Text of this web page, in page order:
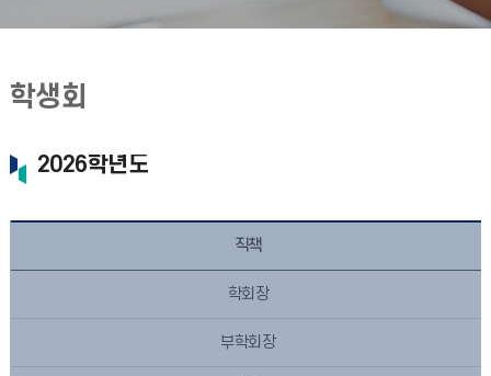
학생회
2026학년도
직책
학회장
부학회장